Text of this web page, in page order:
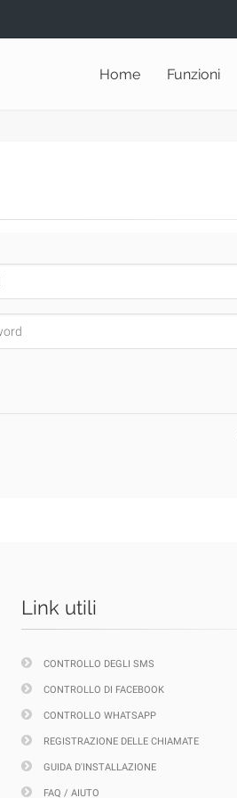
Home Funzioni
Link utili
CONTROLLO DEGLI SMS
CONTROLLO DI FACEBOOK
CONTROLLO WHATSAPP
REGISTRAZIONE DELLE CHIAMATE
GUIDA D'INSTALLAZIONE
FAQ / AIUTO